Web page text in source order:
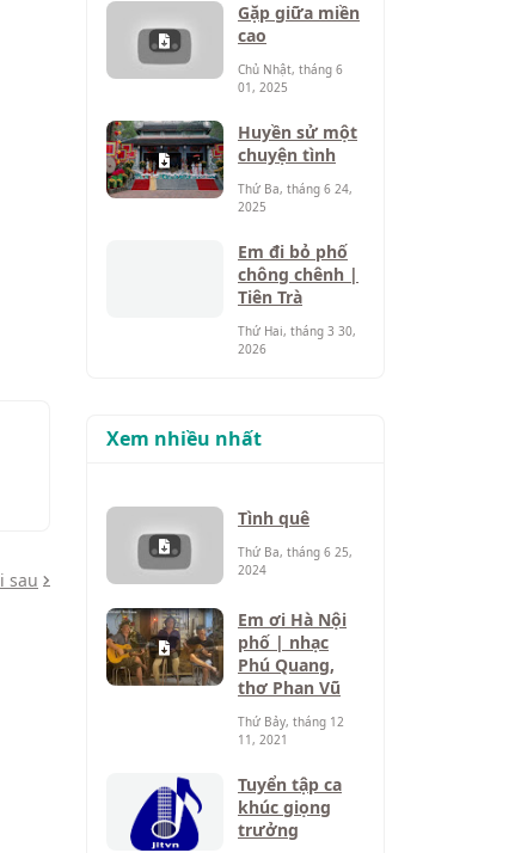
sau
Gặp giữa miền
cao
Chủ Nhật, tháng 6
01, 2025
Huyền sử một
chuyện tình
Thứ Ba, tháng 6 24,
2025
Em đi bỏ phố
chông chênh |
Tiên Trà
Thứ Hai, tháng 3 30,
2026
Xem nhiều nhất
Tình quê
Thứ Ba, tháng 6 25,
2024
Em ơi Hà Nội
phố | nhạc
Phú Quang,
thơ Phan Vũ
Thứ Bảy, tháng 12
11, 2021
Tuyển tập ca
khúc giọng
trưởng